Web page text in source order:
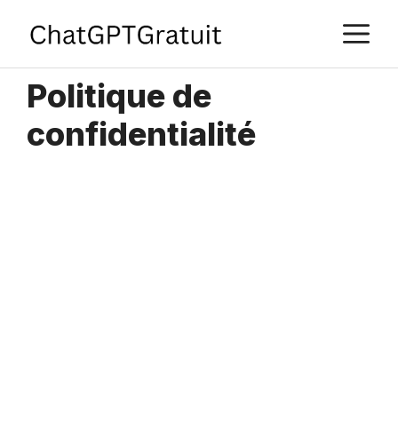
contenu
Politique de
confidentialité